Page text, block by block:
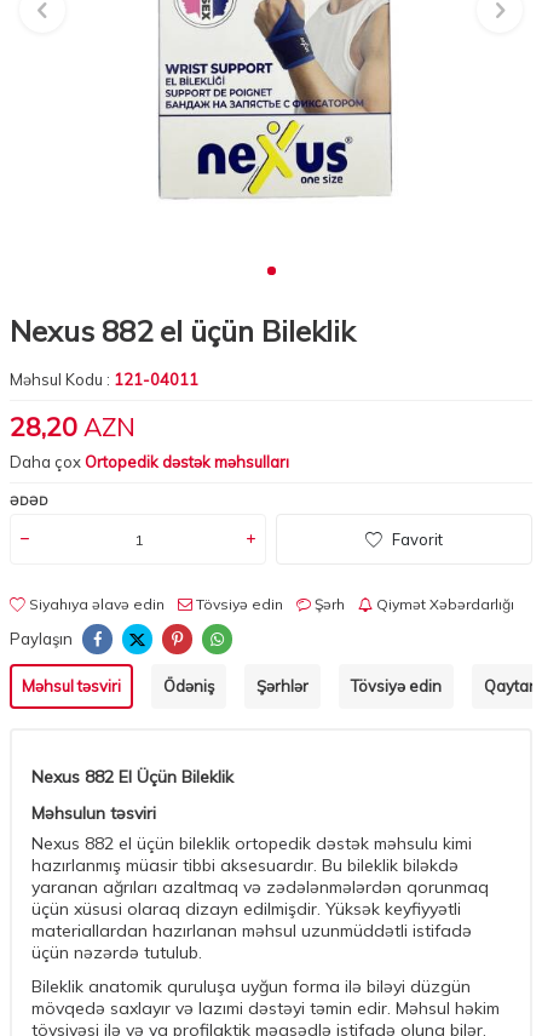
Nexus 882 el üçün Bileklik
Məhsul Kodu : 121-04011
28,20 AZN
Daha çoxOrtopedik dəstək məhsulları
ƏDƏD
Favorit
Siyahıya əlavə edin Tövsiyə edin Şərh Qiymət Xəbərdarlığı
Paylaşın
Məhsul təsviri Ödəniş Şərhlər Tövsiyə edin
Nexus 882 El Üçün Bileklik
Məhsulun təsviri
Nexus 882 el üçün bileklik ortopedik dəstək məhsulu kimi
hazırlanmış müasir tibbi aksesuardır. Bu bileklik biləkdə
yaranan ağrıları azaltmaq və zədələnmələrdən qorunmaq
üçün xüsusi olaraq dizayn edilmişdir. Yüksək keyfiyyətli
materiallardan hazırlanan məhsul uzunmüddətli istifadə
üçün nəzərdə tutulub.
Bileklik anatomik quruluşa uyğun forma ilə biləyi düzgün
mövqedə saxlayır və lazımi dəstəyi təmin edir. Məhsul həkim
tövsiyəsi ilə və ya profilaktik məqsədlə istifadə oluna bilər.